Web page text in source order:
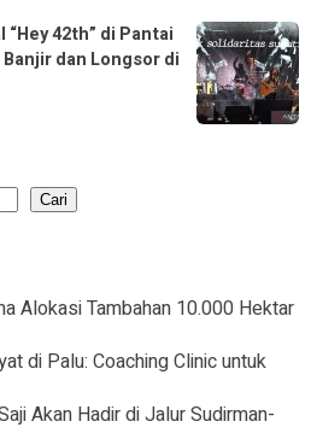
42th” di Pantai
dan Longsor di
Cari
Alokasi Tambahan 10.000 Hektar
di Palu: Coaching Clinic untuk
Akan Hadir di Jalur Sudirman-